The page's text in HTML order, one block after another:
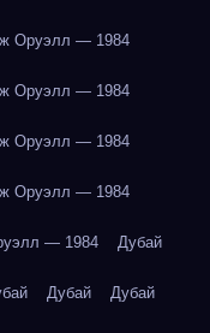
Оруэлл — 1984
Оруэлл — 1984
Оруэлл — 1984
Оруэлл — 1984
— 1984 Дубай
Дубай Дубай